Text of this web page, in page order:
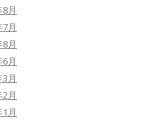
月
月
月
月
月
月
月